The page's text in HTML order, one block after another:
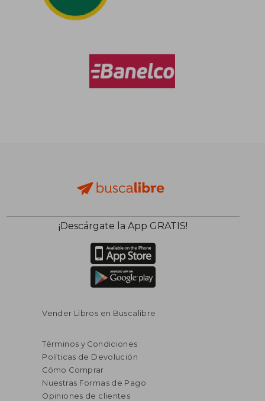
$ 300.215
¡Descárgate la App GRATIS!
Vender Libros en Buscalibre
Términos y Condiciones
Políticas de Devolución
Cómo Comprar
Nuestras Formas de Pago
Opiniones de clientes